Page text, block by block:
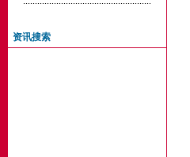
资讯搜索